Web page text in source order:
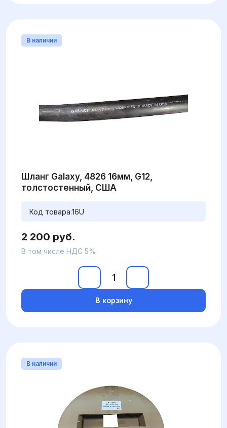
В наличии
Шланг Galaxy, 4826 16мм, G12,
толстостенный, США
Код товара:16U
2 200 руб.
В том числе НДС 5%
В корзину
В наличии